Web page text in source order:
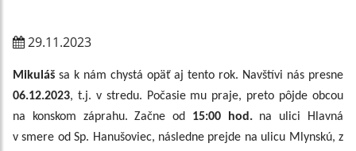
29.11.2023
Mikuláš sa k nám chystá opäť aj tento rok. Navštívi nás presne
06.12.2023, t.j. v stredu. Počasie mu praje, preto pôjde obcou
na konskom záprahu. Začne od 15:00 hod.na ulici Hlavná
v smere od Sp. Hanušoviec, následne prejde na ulicu Mlynskú, z